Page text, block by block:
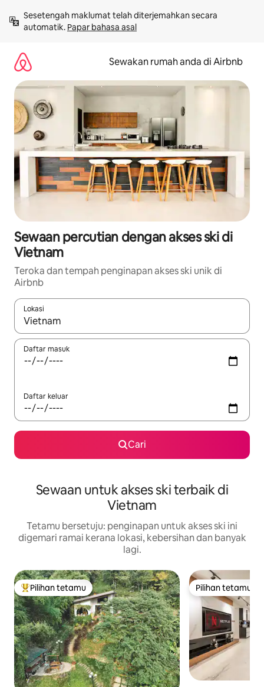
kandungan
Sesetengah maklumat telah diterjemahkan secara
automatik. Papar bahasa asal
Sewakan rumah anda di Airbnb
Sewaan percutian dengan akses ski di
Vietnam
Teroka dan tempah penginapan akses ski unik di
Airbnb
Lokasi
Apabila hasil tersedia, navigasi dengan kekunci anak panah
Daftar masuk
Daftar keluar
Cari
Sewaan untuk akses ski terbaik di
Vietnam
Tetamu bersetuju: penginapan untuk akses ski ini
digemari ramai kerana lokasi, kebersihan dan banyak
lagi.
Pilihan utama tetamu
Pilihan tetamu Pilihan tetamu
Pilihan tetamu